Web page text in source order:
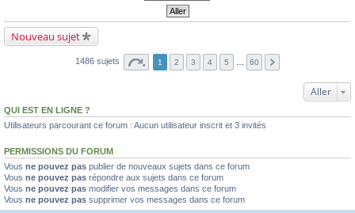
Nouveau sujet
1486 sujets 1 2 3 4 5 60
Aller
QUI EST EN LIGNE ?
Utilisateurs parcourant ce forum : Aucun utilisateur inscrit et 3 invités
PERMISSIONS DU FORUM
Vous ne pouvez pas publier de nouveaux sujets dans ce forum
Vous ne pouvez pas répondre aux sujets dans ce forum
Vous ne pouvez pas modifier vos messages dans ce forum
Vous ne pouvez pas supprimer vos messages dans ce forum